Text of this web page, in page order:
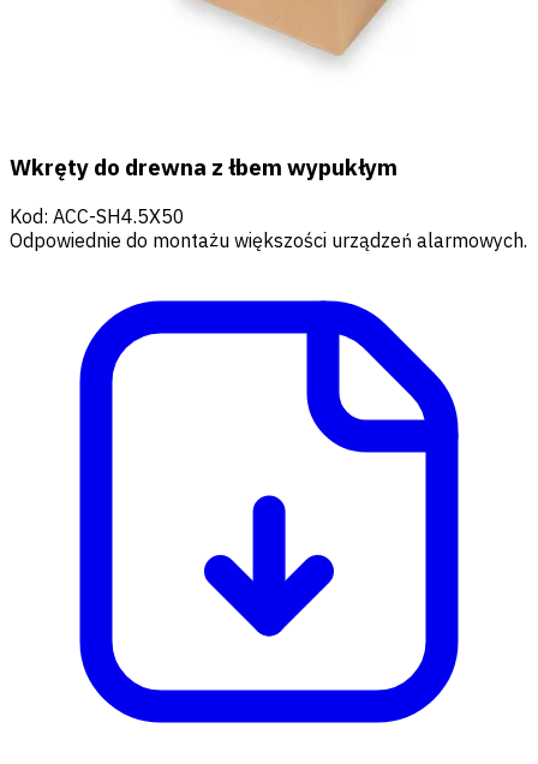
Wkręty do drewna z łbem wypukłym
Kod: ACC-SH4.5X50
Odpowiednie do montażu większości urządzeń alarmowych.